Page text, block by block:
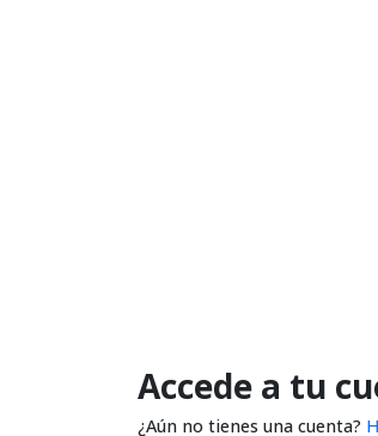
Accede a tu
¿Aún no tienes una cuenta?